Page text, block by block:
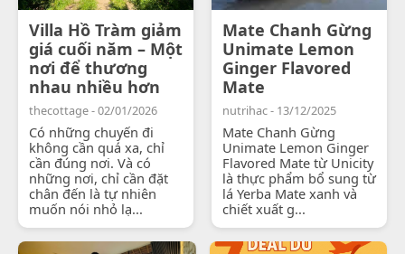
Villa Hồ Tràm giảm
giá cuối năm – Một
nơi để thương
nhau nhiều hơn
thecottage - 02/01/2026
Có những chuyến đi
không cần quá xa, chỉ
cần đúng nơi. Và có
những nơi, chỉ cần đặt
chân đến là tự nhiên
muốn nói nhỏ lạ...
Mate Chanh Gừng
Unimate Lemon
Ginger Flavored
Mate
nutrihac - 13/12/2025
Mate Chanh Gừng
Unimate Lemon Ginger
Flavored Mate từ Unicity
là thực phẩm bổ sung từ
lá Yerba Mate xanh và
chiết xuất g...